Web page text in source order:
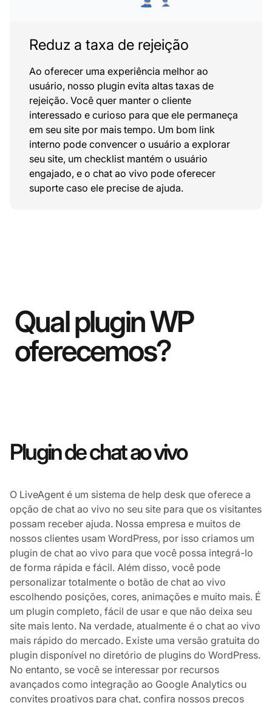
Reduz a taxa de rejeição
Ao oferecer uma experiência melhor ao
usuário, nosso plugin evita altas taxas de
rejeição. Você quer manter o cliente
interessado e curioso para que ele permaneça
em seu site por mais tempo. Um bom link
interno pode convencer o usuário a explorar
seu site, um checklist mantém o usuário
engajado, e o chat ao vivo pode oferecer
suporte caso ele precise de ajuda.
Qual plugin WP
oferecemos?
Plugin de chat ao vivo
O LiveAgent é um sistema de help desk que oferece a
opção de chat ao vivo no seu site para que os visitantes
possam receber ajuda. Nossa empresa e muitos de
nossos clientes usam WordPress, por isso criamos um
plugin de chat ao vivo para que você possa integrá-lo
de forma rápida e fácil. Além disso, você pode
personalizar totalmente o botão de chat ao vivo
escolhendo posições, cores, animações e muito mais. É
um plugin completo, fácil de usar e que não deixa seu
site mais lento. Na verdade, atualmente é o chat ao vivo
mais rápido do mercado. Existe uma versão gratuita do
plugin disponível no diretório de plugins do WordPress.
No entanto, se você se interessar por recursos
avançados como integração ao Google Analytics ou
convites proativos para chat, confira nossos preços